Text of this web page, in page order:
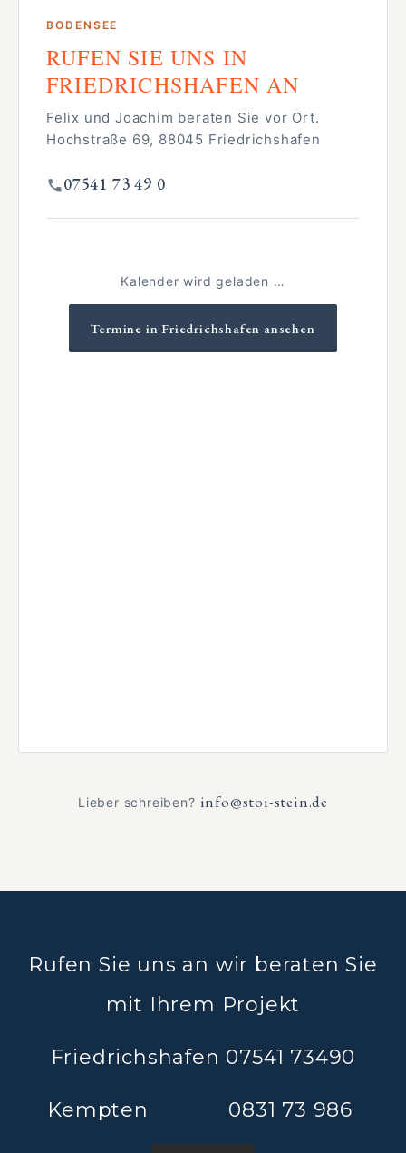
BODENSEE
RUFEN SIE UNS IN
FRIEDRICHSHAFEN AN
Felix und Joachim beraten Sie vor Ort.
Hochstraße 69, 88045 Friedrichshafen
07541 73 49 0
Kalender wird geladen …
Termine in Friedrichshafen ansehen
Lieber schreiben? info@stoi-stein.de
Rufen Sie uns an wir beraten Sie
mit Ihrem Projekt
Friedrichshafen 07541 73490
Kempten 0831 73 986